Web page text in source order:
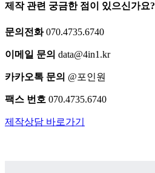
제작 관련 궁금한 점이 있으신가요?
문의전화 070.4735.6740
이메일 문의 data@4in1.kr
카카오톡 문의 @포인원
팩스 번호 070.4735.6740
제작상담 바로가기